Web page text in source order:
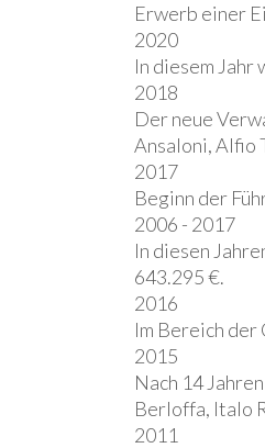
Erwerb einer
2020
In diesem
2018
Der neue
Ansaloni, Alfio
2017
Beginn der
2006 - 2017
In diesen
643.295 €.
2016
Im Bereich der
2015
Nach 14
Berloffa, Italo
2011